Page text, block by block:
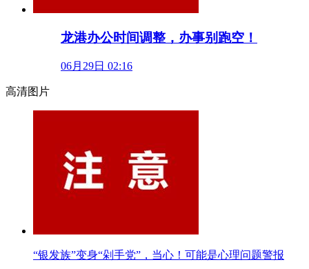
龙港办公时间调整，办事别跑空！
06月29日 02:16
高清图片
“银发族”变身“剁手党”，当心！可能是心理问题警报